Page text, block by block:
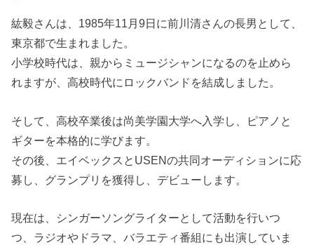
紘毅さんは、1985年11月9日に前川清さんの長男として、
東京都で生まれました。
小学校時代は、親からミュージシャンになるのを止めら
れますが、高校時代にロックバンドを結成しました。
そして、高校卒業後は尚美学園大学へ入学し、ピアノと
ギターを本格的に学びます。
その後、エイベックスとUSENの共同オーディションに応
募し、グランプリを獲得し、デビューします。
現在は、シンガーソングライターとして活動を行いつ
つ、ラジオやドラマ、バラエティ番組にも出演していま